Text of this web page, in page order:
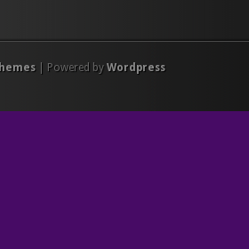
| Powered by Wordpress